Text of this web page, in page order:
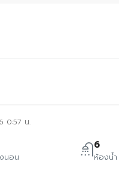
0:57 น.
นอน
6
ห้องน้ำ